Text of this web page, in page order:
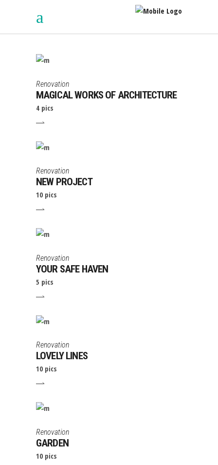
Renovation
MAGICAL WORKS OF ARCHITECTURE
4 pics
Renovation
NEW PROJECT
10 pics
Renovation
YOUR SAFE HAVEN
5 pics
Renovation
LOVELY LINES
10 pics
Renovation
GARDEN
10 pics